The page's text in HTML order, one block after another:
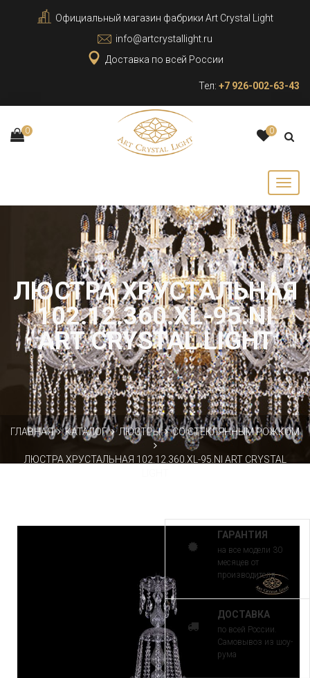
Официальный магазин фабрики Art Crystal Light
info@artcrystallight.ru
Доставка по всей России
Тел: +7 926-002-63-43
0 0
ЛЮСТРА ХРУСТАЛЬНАЯ
102.12.360.XL-95.NI
ART CRYSTAL LIGHT
ГЛАВНАЯ КАТАЛОГ ЛЮСТРЫ СО СТЕКЛЯННЫМ РОЖКОМ
ЛЮСТРА ХРУСТАЛЬНАЯ 102.12.360.XL-95.NI ART CRYSTAL
ГАРАНТИЯ
на все модели 30
месяцев от
производителя
ДОСТАВКА
по всей России.
Самовывоз из шоу-
рума